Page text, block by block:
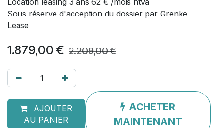
Location leasing 3 ans 62 € /mois htva
Sous réserve d'acception du dossier par Grenke
Lease
1.879,00 € 2.209,00€
AJOUTER
AU PANIER
ACHETER
MAINTENANT